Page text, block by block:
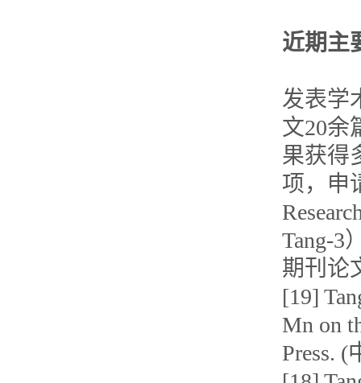
近期主
发表学
文20余
果获得
项，申
Tang-3
期刊论
[19]
Mn on
Press.